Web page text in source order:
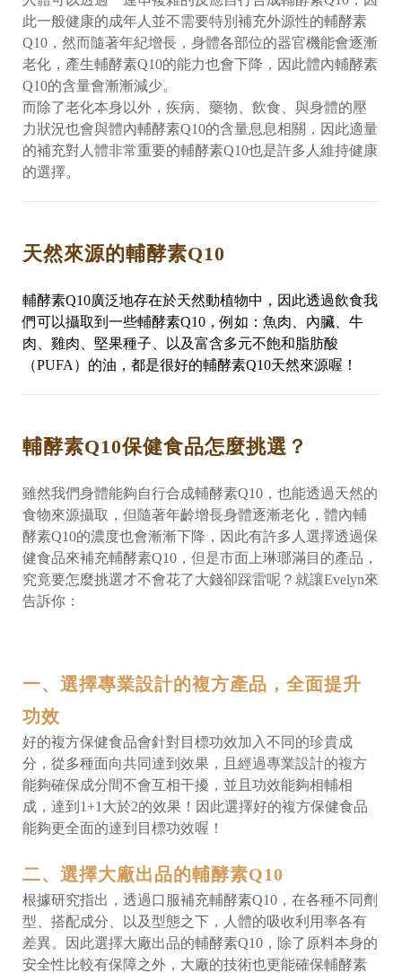
此一般健康的成年人並不需要特別補充外源性的輔酵素
Q10，然而隨著年紀增長，身體各部位的器官機能會逐漸
老化，產生輔酵素Q10的能力也會下降，因此體內輔酵素
Q10的含量會漸漸減少。
而除了老化本身以外，疾病、藥物、飲食、與身體的壓
力狀況也會與體內輔酵素Q10的含量息息相關，因此適量
的補充對人體非常重要的輔酵素Q10也是許多人維持健康
的選擇。
天然來源的輔酵素Q10
輔酵素Q10廣泛地存在於天然動植物中，因此透過飲食我
們可以攝取到一些輔酵素Q10，例如：魚肉、內臟、牛
肉、雞肉、堅果種子、以及富含多元不飽和脂肪酸
（PUFA）的油，都是很好的輔酵素Q10天然來源喔！
輔酵素Q10保健食品怎麼挑選？
雖然我們身體能夠自行合成輔酵素Q10，也能透過天然的
食物來源攝取，但隨著年齡增長身體逐漸老化，體內輔
酵素Q10的濃度也會漸漸下降，因此有許多人選擇透過保
健食品來補充輔酵素Q10，但是市面上琳瑯滿目的產品，
究竟要怎麼挑選才不會花了大錢卻踩雷呢？就讓Evelyn來
告訴你：
一、選擇專業設計的複方產品，全面提升
功效
好的複方保健食品會針對目標功效加入不同的珍貴成
分，從多種面向共同達到效果，且經過專業設計的複方
能夠確保成分間不會互相干擾，並且功效能夠相輔相
成，達到1+1大於2的效果！因此選擇好的複方保健食品
能夠更全面的達到目標功效喔！
二、選擇大廠出品的輔酵素Q10
根據研究指出，透過口服補充輔酵素Q10，在各種不同劑
型、搭配成分、以及型態之下，人體的吸收利用率各有
差異。因此選擇大廠出品的輔酵素Q10，除了原料本身的
安全性比較有保障之外，大廠的技術也更能確保輔酵素